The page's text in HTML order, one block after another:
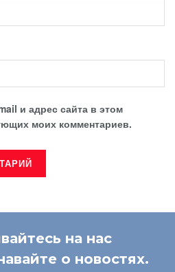
и адрес сайта в этом
моих комментариев.
на нас
о новостях.